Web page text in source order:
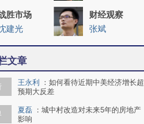
胜市场
建光
财经观察
张斌
文章
王永利 ： 如何看待近期中美经济增长超
预期大反差
夏磊 ： 城中村改造对未来5年的房地产
影响